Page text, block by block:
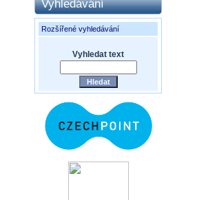
Vyhledávání
Rozšířené vyhledávání
Vyhledat text